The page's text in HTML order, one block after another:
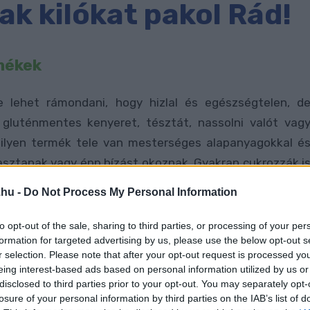
- Do Not Process My Personal Information
opt-out of the sale, sharing to third parties, or processing of your
for targeted advertising by us, please use the below opt-out
selection. Please note that after your opt-out request is processed
interest-based ads based on personal information utilized by us
to third parties prior to your opt-out. You may separately
of your personal information by third parties on the IAB’s list of
kilókat pakol Rád!
lehet rámondani, hogy hizlal és egészségtelen, de
kenyeret, tésztát, nassolni valót vagy
termék tele van mesterséges alapanyagokkal és
vagy épp hízást okoznak. Gyakran cukrozzák is
gluténmentes, nem feltétlenül diétás is!
nagyon meg kell nézned, milyen terméket veszel
nézelődnöd, meglepő, hogy a kukorica alapúakon,
kívül mennyiféle-fajta lehetőség közül lehet
áron; ezt jó, ha figyelembe veszed.